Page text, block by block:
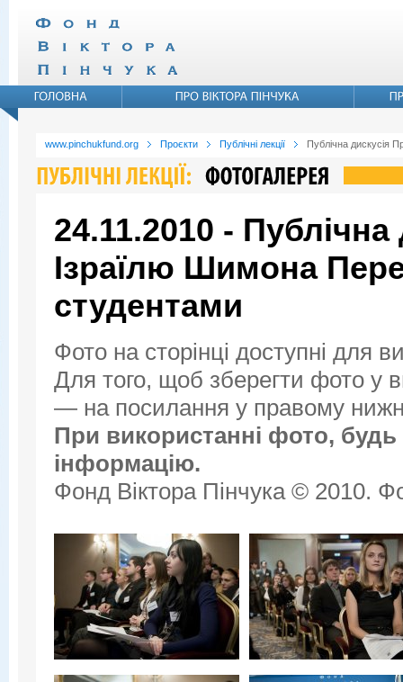
www.pinchukfund.org Проєкти Публічні лекції Публічна дискусія
24.11.2010 -
Ізраїлю Шимона
студентами
Фото на сторінці доступні для
Для того, щоб зберегти фото у
— на посилання у правому
При використанні фото, будь
інформацію.
Фонд Віктора Пінчука © 2010.